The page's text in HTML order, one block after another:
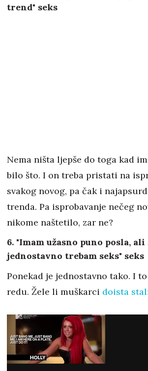
trend" seks
Nema ništa ljepše do toga kad
bilo što. I on treba pristati na
svakog novog, pa čak i
trenda. Pa isprobavanje nečeg
nikome naštetilo, zar ne?
6. "Imam užasno puno posla, ali
jednostavno trebam seks" seks
Ponekad je jednostavno tako. I
redu. Žele li muškarci doista